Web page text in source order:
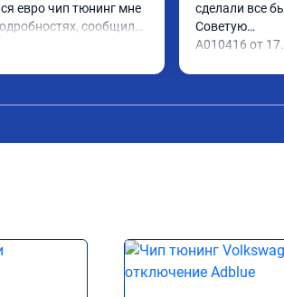
евро чип тюнинг мне
сообщили
в назначенное
сделали все
Советую
А010416 от